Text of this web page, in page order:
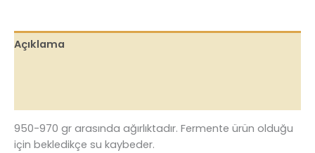
Açıklama
950-970 gr arasında ağırlıktadır. Fermente ürün olduğu
için bekledikçe su kaybeder.